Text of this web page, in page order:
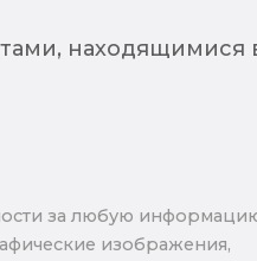
находящимися
за любую
изображения,